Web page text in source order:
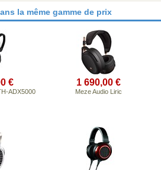
la même gamme de prix
€
ADX5000
1 690,00 €
Meze Audio Liric